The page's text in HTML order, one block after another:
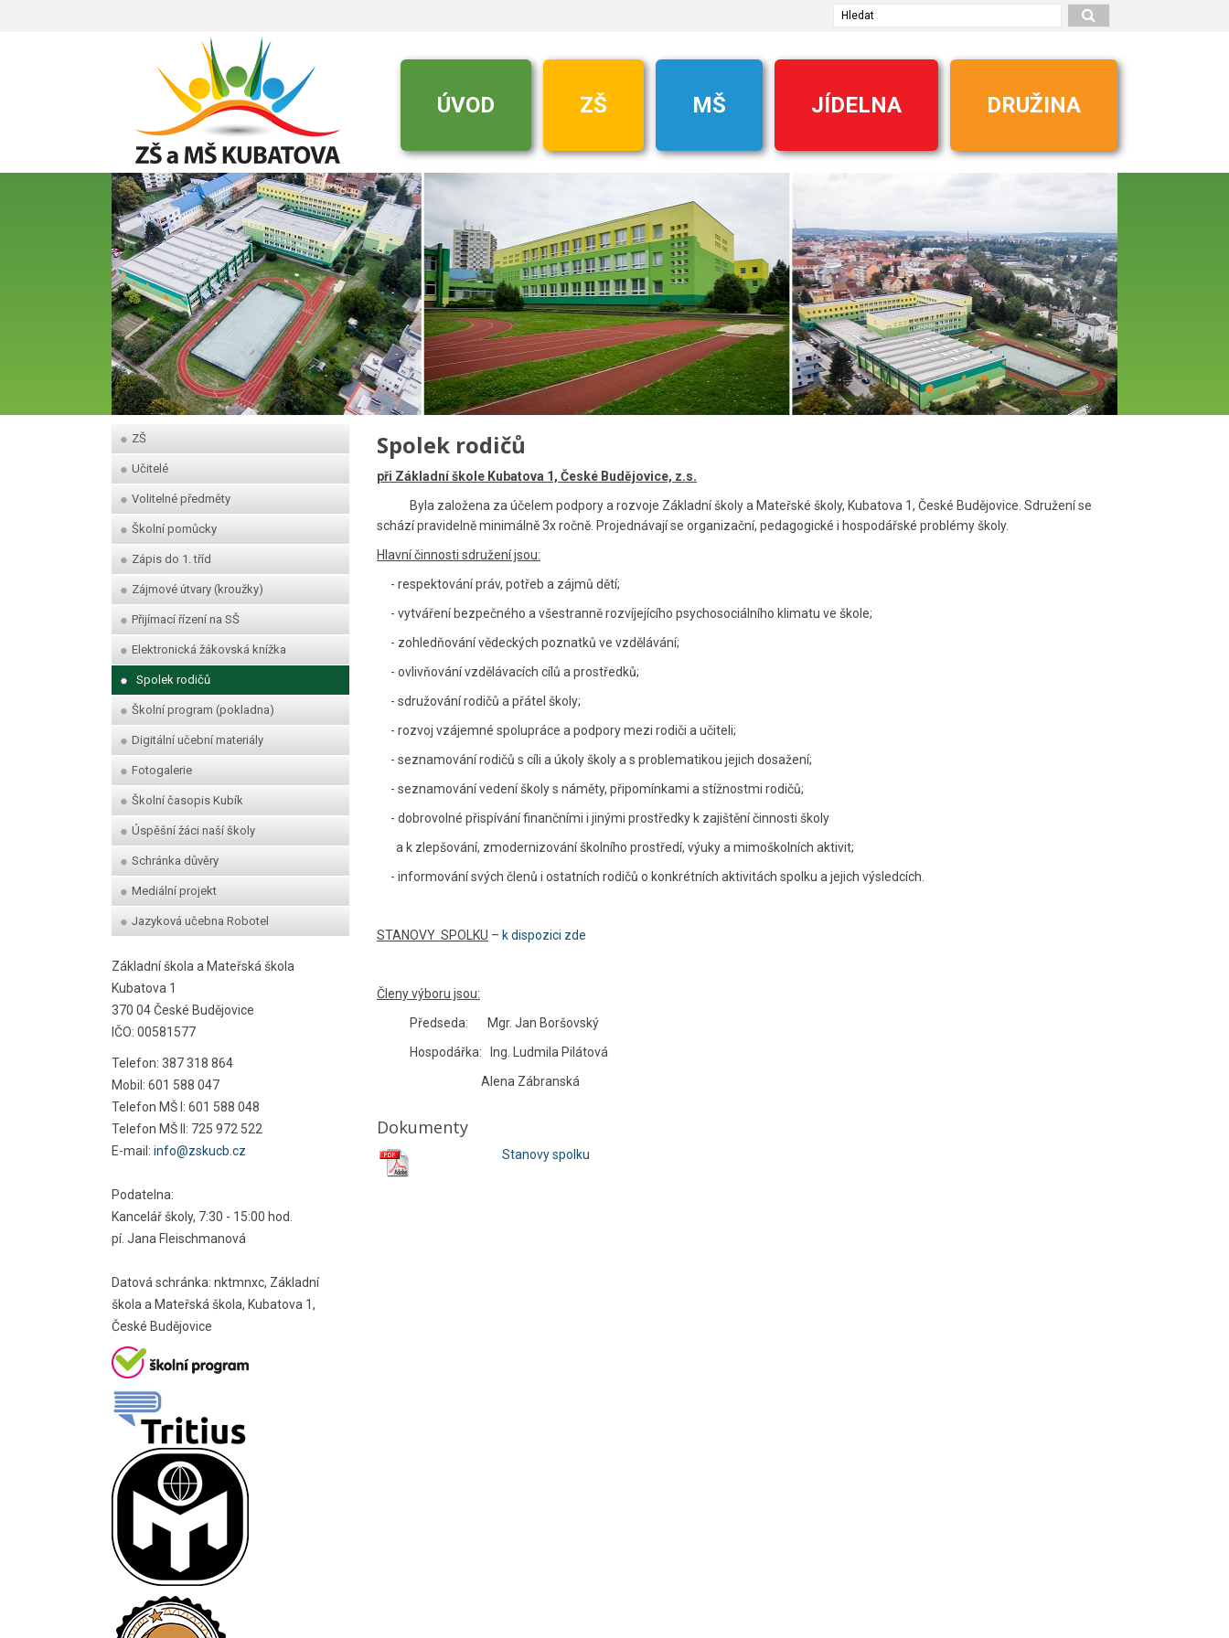
Hledat
ÚVOD ZŠ MŠ JÍDELNA DRUŽINA
ZŠ
Učitelé
Volitelné předměty
Školní pomůcky
Zápis do 1. tříd
Zájmové útvary (kroužky)
Přijímací řízení na SŠ
Elektronická žákovská knížka
Spolek rodičů
Školní program (pokladna)
Digitální učební materiály
Fotogalerie
Školní časopis Kubík
Úspěšní žáci naší školy
Schránka důvěry
Mediální projekt
Jazyková učebna Robotel
Základní škola a Mateřská škola
Kubatova 1
370 04 České Budějovice
IČO: 00581577
Telefon: 387 318 864
Mobil: 601 588 047
Telefon MŠ I: 601 588 048
Telefon MŠ II: 725 972 522
E-mail: info@zskucb.cz
Podatelna:
Kancelář školy, 7:30 - 15:00 hod.
pí. Jana Fleischmanová
Datová schránka: nktmnxc, Základní
škola a Mateřská škola, Kubatova 1,
České Budějovice
Spolek rodičů
při Základní škole Kubatova 1, České Budějovice, z.s.
Byla založena za účelem podpory a rozvoje Základní školy a Mateřské školy, Kubatova 1, České Budějovice. Sdružení se
schází pravidelně minimálně 3x ročně. Projednávají se organizační, pedagogické i hospodářské problémy školy.
Hlavní činnosti sdružení jsou:
- respektování práv, potřeb a zájmů dětí;
- vytváření bezpečného a všestranně rozvíjejícího psychosociálního klimatu ve škole;
- zohledňování vědeckých poznatků ve vzdělávání;
- ovlivňování vzdělávacích cílů a prostředků;
- sdružování rodičů a přátel školy;
- rozvoj vzájemné spolupráce a podpory mezi rodiči a učiteli;
- seznamování rodičů s cíli a úkoly školy a s problematikou jejich dosažení;
- seznamování vedení školy s náměty, připomínkami a stížnostmi rodičů;
- dobrovolné přispívání finančními i jinými prostředky k zajištění činnosti školy
a k zlepšování, zmodernizování školního prostředí, výuky a mimoškolních aktivit;
- informování svých členů i ostatních rodičů o konkrétních aktivitách spolku a jejich výsledcích.
STANOVY SPOLKU – k dispozici zde
Členy výboru jsou:
Předseda: Mgr. Jan Boršovský
Hospodářka: Ing. Ludmila Pilátová
Alena Zábranská
Dokumenty
Stanovy spolku